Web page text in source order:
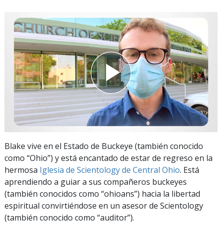
Blake vive en el Estado de Buckeye (también conocido
como “Ohio”) y está encantado de estar de regreso en la
hermosa Iglesia de Scientology de Central Ohio. Está
aprendiendo a guiar a sus compañeros buckeyes
(también conocidos como “ohioans”) hacia la libertad
espiritual convirtiéndose en un asesor de Scientology
(también conocido como “auditor”).